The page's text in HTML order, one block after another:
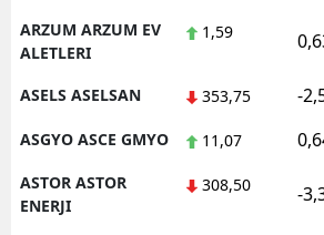
ARZUM ARZUM EV
ALETLERI
1,59
ASELS ASELSAN 353,75 -
ASGYO ASCE GMYO 11,07
ASTOR ASTOR
ENERJI
308,50 -